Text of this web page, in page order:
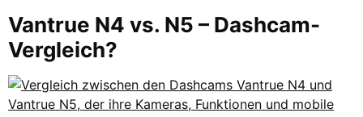
Vantrue N4 vs. N5 – Dashcam-
Vergleich?